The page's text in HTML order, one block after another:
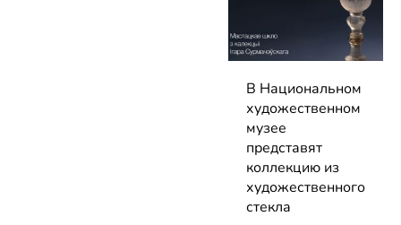
В Национальном
художественном
музее
представят
коллекцию из
художественного
стекла